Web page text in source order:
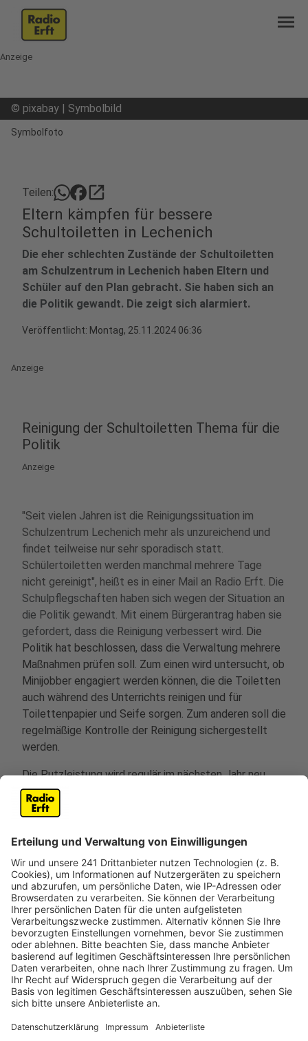
menu
Anzeige
© pixabay | Symbolbild
Symbolfoto
Teilen: open_in_new
Eltern kämpfen für bessere
Schultoiletten in Lechenich
Die eher schlechten Zustände der Schultoiletten
am Schulzentrum in Lechenich haben Eltern und
Schüler auf den Plan gebracht. Sie haben sich an
die Politik gewandt. Die zeigt sich alarmiert.
Veröffentlicht: Montag, 25.11.2024 06:36
Anzeige
Reinigung der Schultoiletten Thema für die
Politik
Anzeige
"Seit vielen Jahren ist die Reinigungssituation im
Schulzentrum Lechenich mehr als unzureichend und
findet teilweise nur sehr sporadisch statt.
Schülertoiletten werden manchmal mehrere Tage
nicht gereinigt", heißt es in einer Mail an Radio Erft. Die
Schulpflegschaften haben sich wegen der Situation an
die Politik gewandt. Mit einem Bürgerantrag haben sie
gefordert, dass die Reinigung verbessert wird. Die
Politik hat beschlossen, dass die Verwaltung mehrere
Maßnahmen prüfen soll. Zum einen wird untersucht, ob
Minijobber engagiert werden können, die die Toiletten
auch während des Unterrichts reinigen und für
Toilettenpapier und Seife sorgen. Zum anderen soll die
regelmäßige Kontrolle der Reinigung sichergestellt
werden.
Die Putzleistung wird regulär im nächsten Jahr neu
ausgeschrieben, wobei die Vorgaben enger gefasst
werden sollen.
Anzeige
Zusätzliche Toilettencontainer sollen
helfen
Anzeige
Das Schulzentrum wird derzeit saniert, weshalb es nur
wenige Toiletten für die über tausend Schülerinnen
und Schüler gibt. Zusätzliche Toilettencontainer
sollen Abhilfe schaffen - sie hat der Ausschuss